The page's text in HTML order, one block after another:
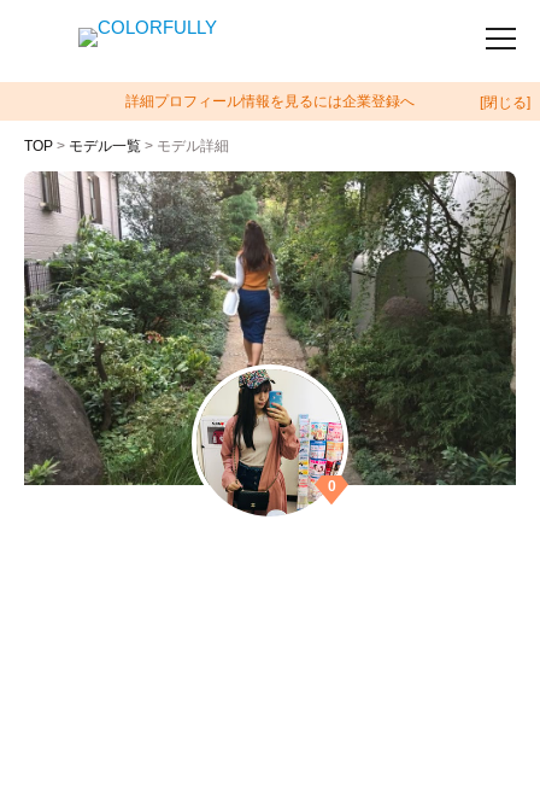
詳細プロフィール情報を見るには企業登録へ [閉じる]
TOP > モデル一覧 > モデル詳細
0